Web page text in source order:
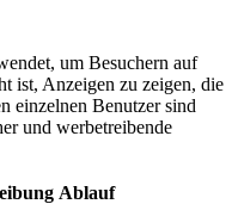
um Besuchern auf
ist, Anzeigen zu zeigen, die
einzelnen Benutzer sind
und werbetreibende
Ablauf